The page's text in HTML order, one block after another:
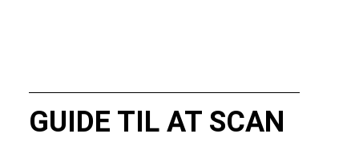
GUIDE TIL AT SCAN